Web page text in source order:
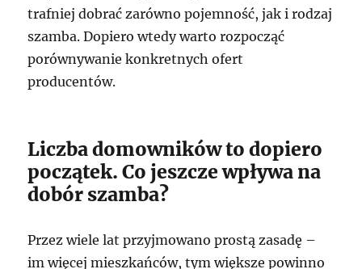
trafniej dobrać zarówno pojemność, jak i rodzaj
szamba. Dopiero wtedy warto rozpocząć
porównywanie konkretnych ofert
producentów.
Liczba domowników to dopiero
początek. Co jeszcze wpływa na
dobór szamba?
Przez wiele lat przyjmowano prostą zasadę –
im więcej mieszkańców, tym większe powinno